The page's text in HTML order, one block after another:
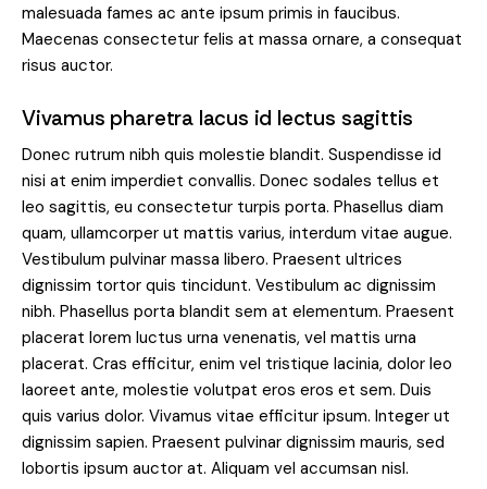
malesuada fames ac ante ipsum primis in faucibus.
Maecenas consectetur felis at massa ornare, a consequat
risus auctor.
Vivamus pharetra lacus id lectus sagittis
Donec rutrum nibh quis molestie blandit. Suspendisse id
nisi at enim imperdiet convallis. Donec sodales tellus et
leo sagittis, eu consectetur turpis porta. Phasellus diam
quam, ullamcorper ut mattis varius, interdum vitae augue.
Vestibulum pulvinar massa libero. Praesent ultrices
dignissim tortor quis tincidunt. Vestibulum ac dignissim
nibh. Phasellus porta blandit sem at elementum. Praesent
placerat lorem luctus urna venenatis, vel mattis urna
placerat. Cras efficitur, enim vel tristique lacinia, dolor leo
laoreet ante, molestie volutpat eros eros et sem. Duis
quis varius dolor. Vivamus vitae efficitur ipsum. Integer ut
dignissim sapien. Praesent pulvinar dignissim mauris, sed
lobortis ipsum auctor at. Aliquam vel accumsan nisl.